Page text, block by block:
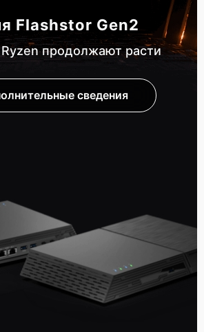
Flashstor Gen2
продолжают расти
сведения